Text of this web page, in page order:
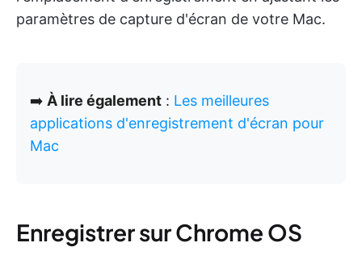
paramètres de capture d'écran de votre Mac.
➡️ À lire également : Les meilleures
applications d'enregistrement d'écran pour
Mac
Enregistrer sur Chrome OS